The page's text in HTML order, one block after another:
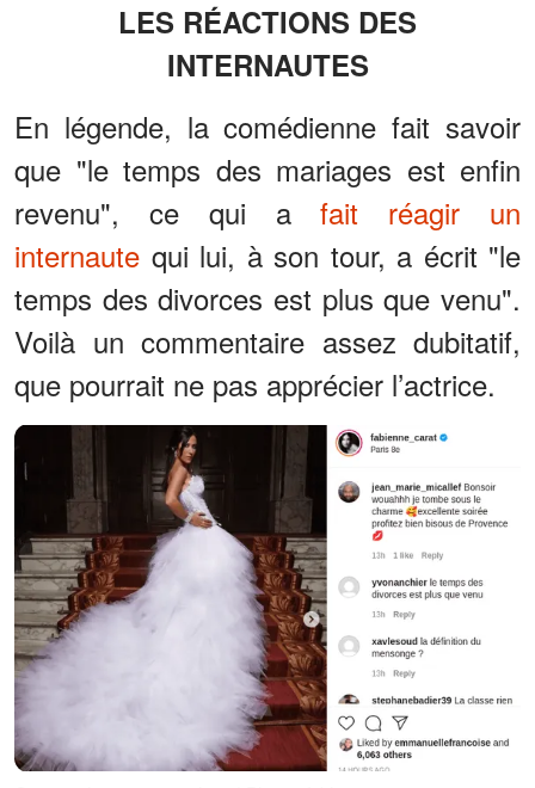
LES RÉACTIONS DES
INTERNAUTES
En légende, la comédienne fait savoir
que "le temps des mariages est enfin
revenu", ce qui afait réagir un
internaute qui lui, à son tour, a écrit "le
temps des divorces est plus que venu".
Voilà un commentaire assez dubitatif,
que pourrait ne pas apprécier l’actrice.